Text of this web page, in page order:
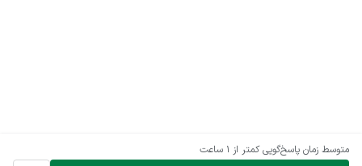
متوسط زمان پاسخ‌گویی کمتر از 1 ساعت